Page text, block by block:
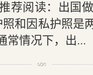
荐阅读：出国
和因私护照是
常情况下，出...